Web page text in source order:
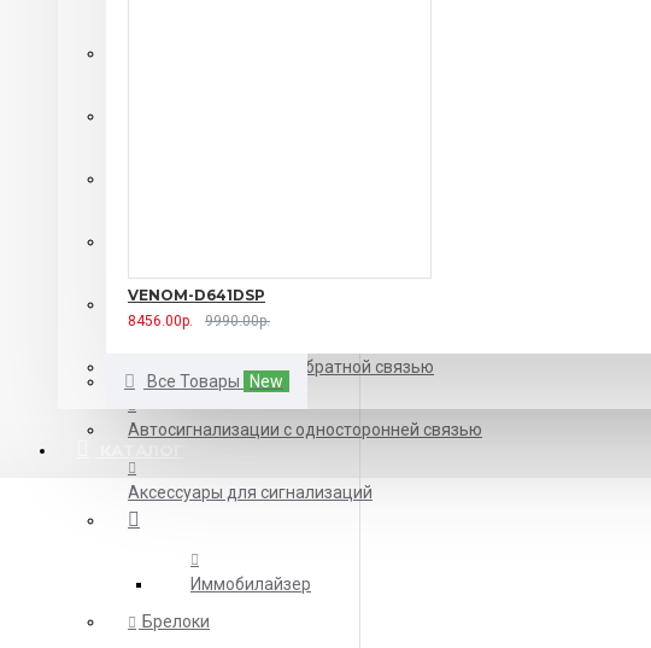
VENOM-D641DSP
8456.00р. 9990.00р.
Все Товары New
Автосигнализации с автозапуском
Автосигнализации с обратной связью
Автосигнализации с односторонней связью
Аксессуары для сигнализаций
Иммобилайзер
Брелоки